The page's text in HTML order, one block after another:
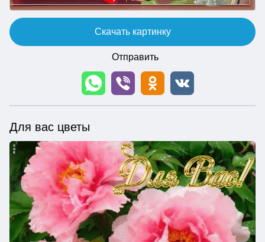
Скачать картинку
Отправить
Для вас цветы